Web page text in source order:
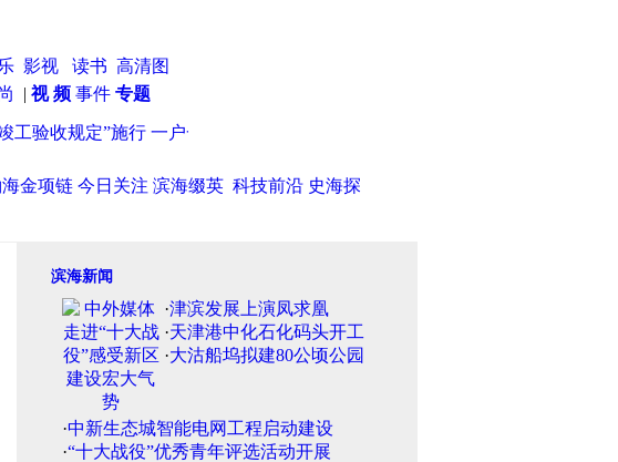
影视 读书 高清图
| 视 频事件 专题
验收规定”施行 一户一验建立档案
金项链 今日关注 滨海缀英 科技前沿 史海探
滨海新闻
·津滨发展上演凤求凰
·天津港中化石化码头开工
·大沽船坞拟建80公顷公园
·中新生态城智能电网工程启动建设
·“十大战役”优秀青年评选活动开展